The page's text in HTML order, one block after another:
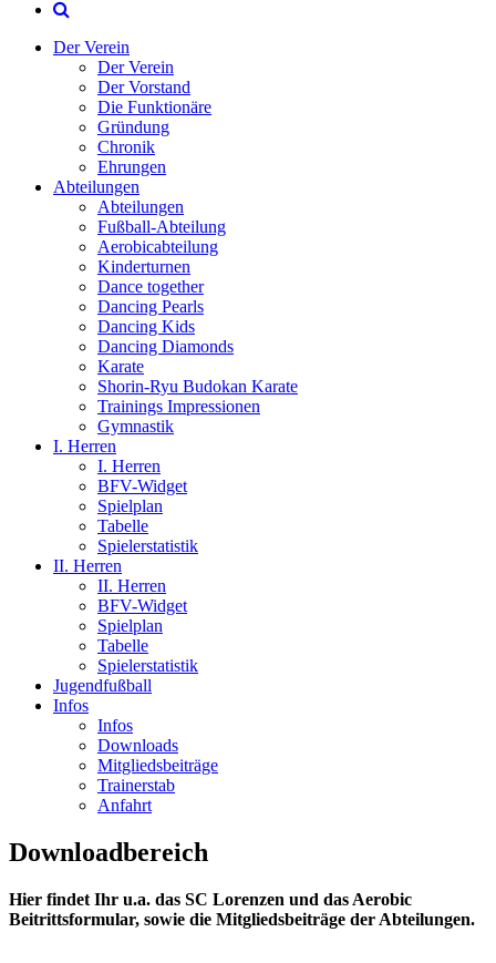
Der Verein
Der Verein
Der Vorstand
Die Funktionäre
Gründung
Chronik
Ehrungen
Abteilungen
Abteilungen
Fußball-Abteilung
Aerobicabteilung
Kinderturnen
Dance together
Dancing Pearls
Dancing Kids
Dancing Diamonds
Karate
Shorin-Ryu Budokan Karate
Trainings Impressionen
Gymnastik
I. Herren
I. Herren
BFV-Widget
Spielplan
Tabelle
Spielerstatistik
II. Herren
II. Herren
BFV-Widget
Spielplan
Tabelle
Spielerstatistik
Jugendfußball
Infos
Infos
Downloads
Mitgliedsbeiträge
Trainerstab
Anfahrt
Downloadbereich
Hier findet Ihr u.a. das SC Lorenzen und das Aerobic
Beitrittsformular, sowie die Mitgliedsbeiträge der Abteilungen.